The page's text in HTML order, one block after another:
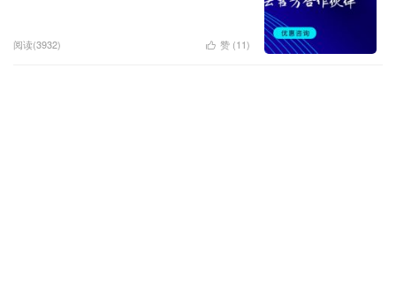
阅读(3932)  赞 (11)